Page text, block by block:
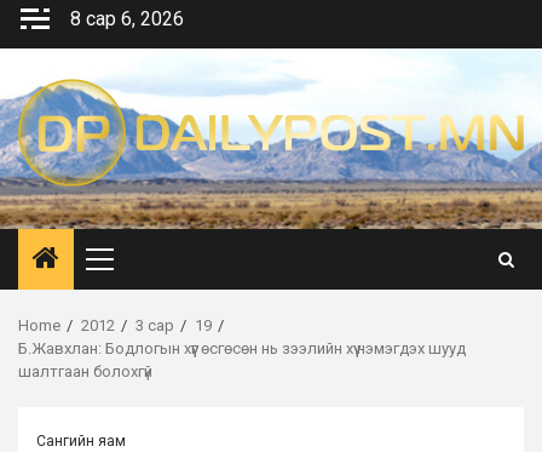
Skip
8 сар 6, 2026
Primary
Menu
Home 2012 3 сар
19
Б.Жавхлан: Бодлогын хүүг өсгөсөн нь зээлийн хүү нэмэгдэх шууд
шалтгаан болохгүй
Сангийн яам